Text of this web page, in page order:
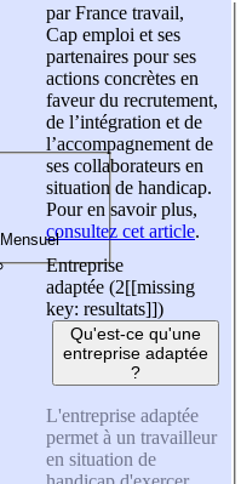
par France travail,
Cap emploi et ses
partenaires pour ses
actions concrètes en
faveur du recrutement,
de l’intégration et de
l’accompagnement de
ses collaborateurs en
situation de handicap.
Pour en savoir plus,
consultez cet article.
Entreprise
adaptée (2[[missing
key: resultats]])
Qu'est-ce qu'une
entreprise adaptée
?
L'entreprise adaptée
permet à un travailleur
en situation de